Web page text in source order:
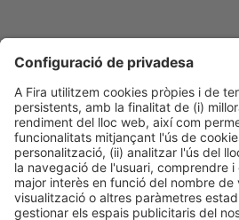
Sessions
11:30h
CONFERÈNCIA | BIZBARCELONA
Fer créixer el teu